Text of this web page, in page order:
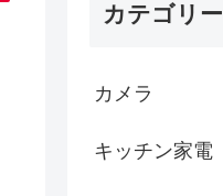
カテゴリー
カメラ
キッチン家電